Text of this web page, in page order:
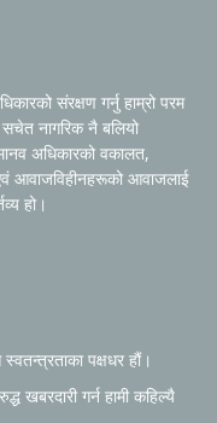
संरक्षण गर्नु हाम्रो परम
सचेत नागरिक नै बलियो
अधिकारको वकालत,
आवाजविहीनहरूको आवाजलाई
हो।
स्वतन्त्रताका पक्षधर हौं।
खबरदारी गर्न हामी कहिल्यै